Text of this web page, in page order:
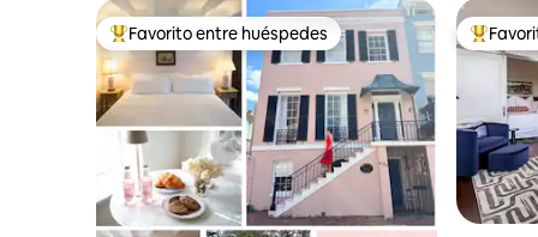
De los mejores en Favorito entre huéspedes
Favorito entre huéspedes De los